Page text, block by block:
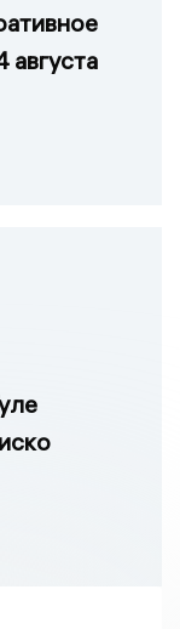
августа